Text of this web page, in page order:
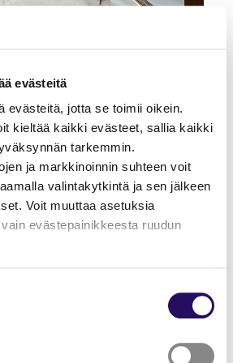
evästeitä
evästeitä, jotta se toimii oikein.
kieltää kaikki evästeet, sallia kaikki
tarkemmin.
ja markkinoinnin suhteen voit
valintakytkintä ja sen jälkeen
Voit muuttaa asetuksia
evästepainikkeesta ruudun
ja evästeistä
juuri sopivan kokoisena
talvea ja nauttii muun
ja koiransa Olivian kanssa
saunahetkestä on tullut
Espanjan lämmintä ilmastoa ei
olen silti aina lähellä luontoa. Voin
ja kaikki palvelut ovat lähellä.
ovat sydämellisiä